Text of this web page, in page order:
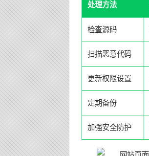
处理方法
检查源码
扫描恶意代码
更新权限设置
定期备份
加强安全防护